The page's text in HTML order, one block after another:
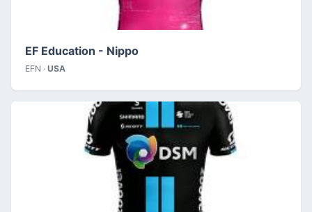
EF Education - Nippo
EFN · USA